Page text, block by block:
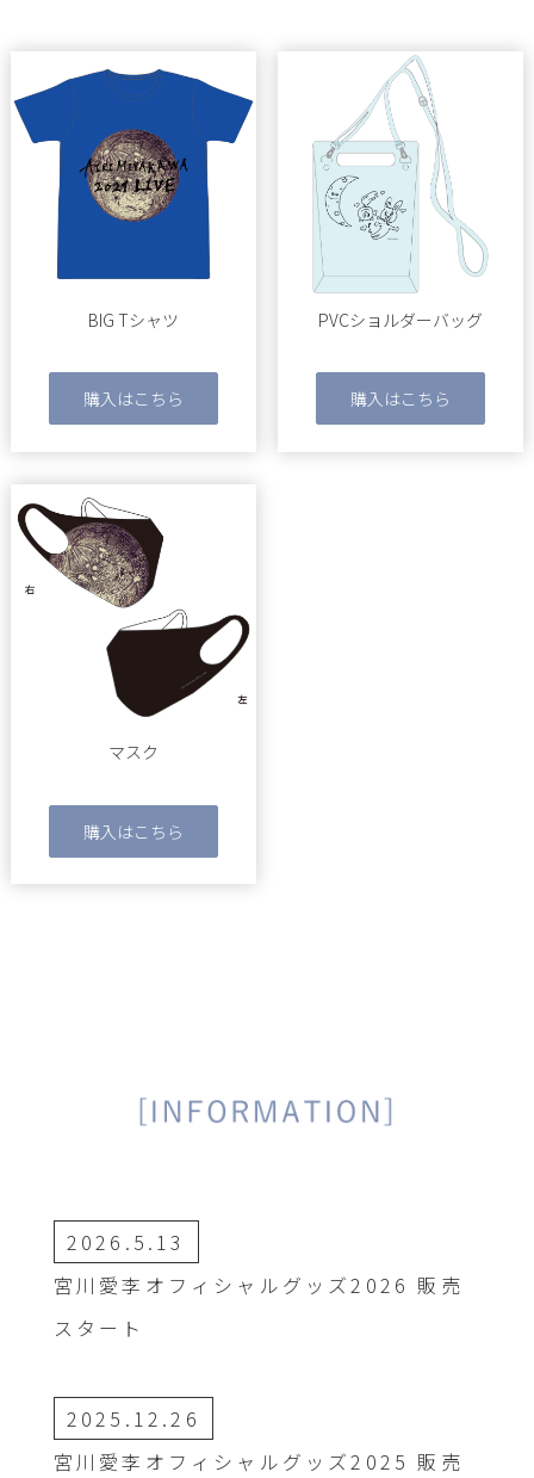
BIG Tシャツ
購入はこちら
PVCショルダーバッグ
購入はこちら
マスク
購入はこちら
2026.5.13
宮川愛李オフィシャルグッズ2026 販売
スタート
2025.12.26
宮川愛李オフィシャルグッズ2025 販売